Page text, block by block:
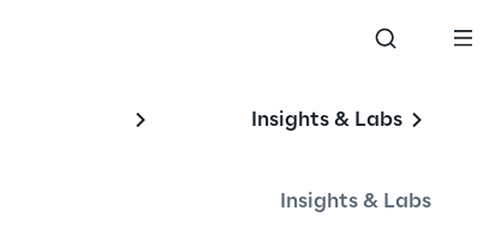
Insights & Labs
Insights & Labs